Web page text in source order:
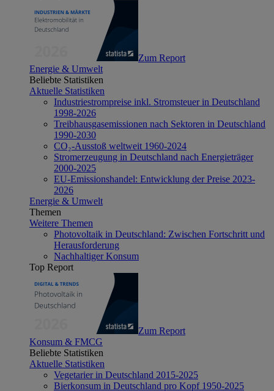
Zum Report
Energie & Umwelt
Beliebte Statistiken
Aktuelle Statistiken
Industriestrompreise inkl. Stromsteuer in Deutschland
1998-2026
Treibhausgasemissionen nach Sektoren in Deutschland
1990-2030
CO₂-Ausstoß weltweit 1960-2024
Stromerzeugung in Deutschland nach Energieträger
2000-2025
EU-Emissionshandel: Entwicklung der Preise 2023-
2026
Energie & Umwelt
Themen
Weitere Themen
Photovoltaik in Deutschland: Zwischen Fortschritt und
Herausforderung
Nachhaltiger Konsum
Top Report
Zum Report
Konsum & FMCG
Beliebte Statistiken
Aktuelle Statistiken
Vegetarier in Deutschland 2015-2025
Bierkonsum in Deutschland pro Kopf 1950-2025